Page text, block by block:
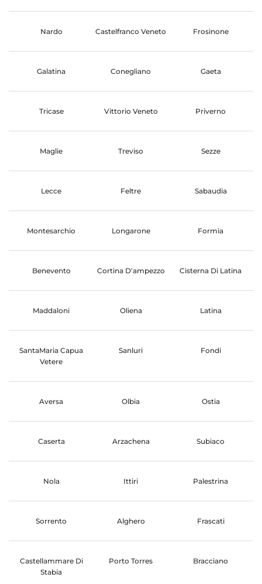
Nardo Castelfranco Veneto Frosinone
Galatina Conegliano Gaeta
Tricase Vittorio Veneto Priverno
Maglie Treviso Sezze
Lecce Feltre Sabaudia
Montesarchio Longarone Formia
Benevento Cortina D'ampezzo Cisterna Di Latina
Maddaloni Oliena Latina
SantaMaria Capua
Vetere
Sanluri Fondi
Aversa Olbia Ostia
Caserta Arzachena Subiaco
Nola Ittiri Palestrina
Sorrento Alghero Frascati
Castellammare Di
Stabia
Porto Torres Bracciano